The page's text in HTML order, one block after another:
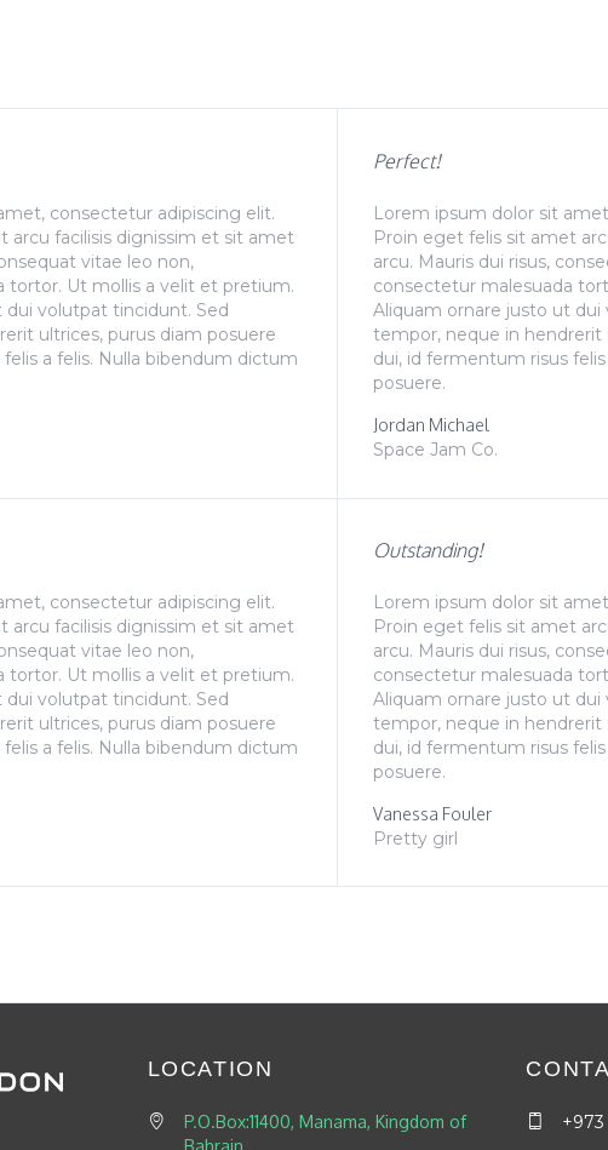
consectetur adipiscing elit.
arcu facilisis dignissim et sit amet
vitae leo non,
tortor. Ut mollis a velit et pretium.
volutpat tincidunt. Sed
ultrices, purus diam posuere
a felis. Nulla bibendum dictum
Perfect!
Lorem ipsum dolor sit
Proin eget felis sit amet
arcu. Mauris dui risus,
consectetur malesuada
Aliquam ornare justo ut
tempor, neque in hendrerit
dui, id fermentum risus
posuere.
Jordan Michael
Space Jam Co.
consectetur adipiscing elit.
arcu facilisis dignissim et sit amet
vitae leo non,
tortor. Ut mollis a velit et pretium.
volutpat tincidunt. Sed
ultrices, purus diam posuere
a felis. Nulla bibendum dictum
Outstanding!
Lorem ipsum dolor sit
Proin eget felis sit amet
arcu. Mauris dui risus,
consectetur malesuada
Aliquam ornare justo ut
tempor, neque in hendrerit
dui, id fermentum risus
posuere.
Vanessa Fouler
Pretty girl
LOCATION
P.O.Box:11400, Manama, Kingdom of
Bahrain
+973